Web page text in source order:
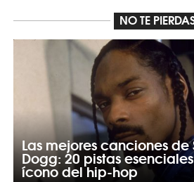
NO TE
Las mejores canciones de
Dogg: 20 pistas
ícono del hip-hop